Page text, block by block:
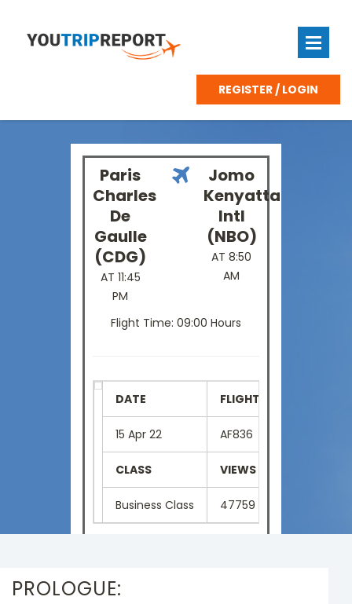
REGISTER / LOGIN
Paris
Charles
De
Gaulle
(CDG)
AT 11:45
PM
Jomo
Kenyatta
Intl
(NBO)
AT 8:50
AM
Flight Time: 09:00 Hours
DATE FLIGHT NUMBER
15 Apr 22 AF836
CLASS VIEWS
Business Class 47759
PROLOGUE: